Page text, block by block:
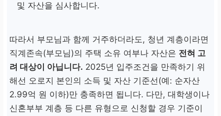
및 자산을 심사합니다.
따라서 부모님과 함께 거주하더라도, 청년 계층이라면
직계존속(부모님)의 주택 소유 여부나 자산은 전혀 고
려 대상이 아닙니다. 2025년 입주조건을 만족하기 위
해선 오로지 본인의 소득 및 자산 기준선(예: 순자산
2.99억 원 이하)만 충족하면 됩니다. 다만, 대학생이나
신혼부부 계층 등 다른 유형으로 신청할 경우 기준이